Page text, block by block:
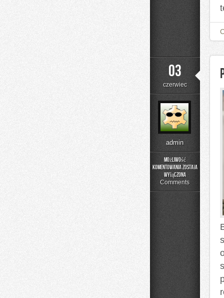
03
czerwiec
admin
Możliwość
komentowania
Poradnik
Rodzica
została
wyłączona
Comments